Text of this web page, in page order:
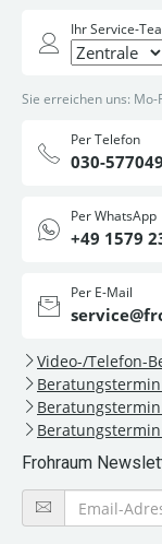
Ihr Service-
Sie erreichen uns: Mo-
Per Telefon
030-
Per WhatsApp
+49 1579
Per E-Mail
Video-/Telefon-
Frohraum